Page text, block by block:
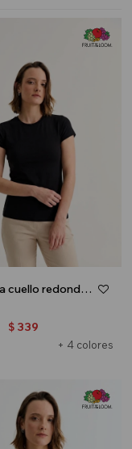
Remera cuello redondo ICONIC 150 - Negro
+ 4 colores
$ 339